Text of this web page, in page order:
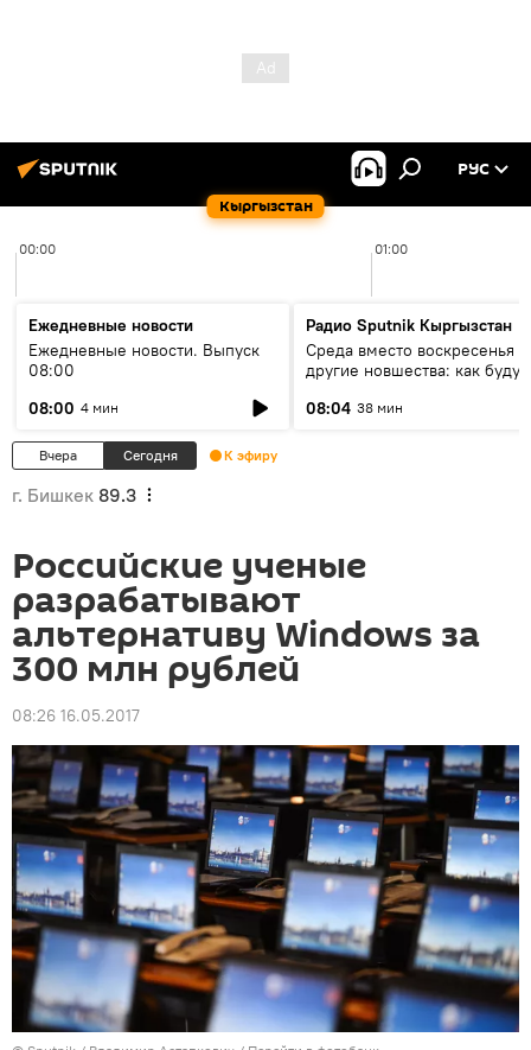
Кыргызстан
РУС
00:00 01:00
Ежедневные новости
Ежедневные новости. Выпуск
08:00
08:00 4 мин
Радио Sputnik Кыргызстан
Среда вместо воскресенья и
другие новшества: как будут
08:04 38 мин
Вчера Сегодня К эфиру
г. Бишкек 89.3
Российские ученые
разрабатывают
альтернативу Windows за
300 млн рублей
08:26 16.05.2017